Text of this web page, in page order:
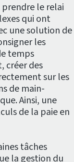
le relai
qui ont
une solution de
les
temps
créer des
sur les
de main-
Ainsi, une
de la paie en
tâches
la gestion du